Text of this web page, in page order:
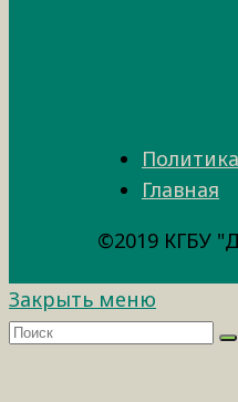
Главная
©2019 КГБУ
Закрыть меню